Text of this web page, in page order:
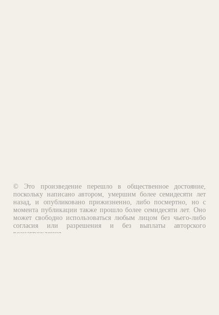
© Это произведение перешло в общественное достояние,
поскольку написано автором, умершим более семидесяти лет
назад, и опубликовано прижизненно, либо посмертно, но с
момента публикации также прошло более семидесяти лет. Оно
может свободно использоваться любым лицом без чьего-либо
согласия или разрешения и без выплаты авторского
вознаграждения.